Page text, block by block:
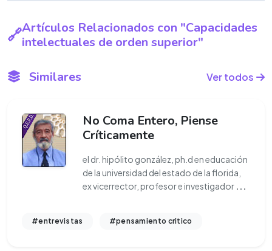
Artículos Relacionados con "Capacidades
intelectuales de orden superior"
Similares Ver todos
No Coma Entero, Piense
Críticamente
el dr. hipólito gonzález, ph.d en educación
de la universidad del estado de la florida,
ex vicerrector, profesor e investigador ...
#entrevistas #pensamiento critico